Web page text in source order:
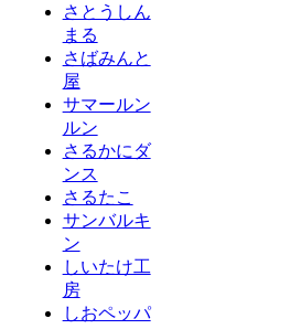
さとうしん
まる
さばみんと
屋
サマールン
ルン
さるかにダ
ンス
さるたこ
サンバルキ
ン
しいたけ工
房
しおペッパ